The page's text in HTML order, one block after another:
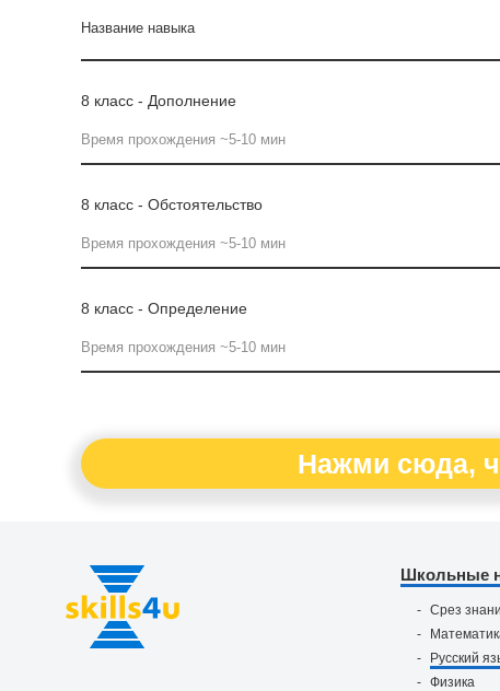
Название навыка
8 класс - Дополнение
Время прохождения ~5-10 мин
8 класс - Обстоятельство
Время прохождения ~5-10 мин
8 класс - Определение
Время прохождения ~5-10 мин
Нажми сюда,
Школьные
Срез
Русский
Физика